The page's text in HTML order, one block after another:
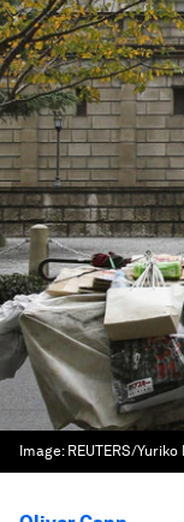
Image: REUTERS/Yuriko